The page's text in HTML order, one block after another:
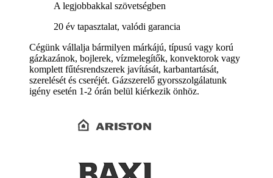
A legjobbakkal szövetségben
20 év tapasztalat, valódi garancia
Cégünk vállalja bármilyen márkájú, típusú vagy korú
gázkazánok, bojlerek, vízmelegítők, konvektorok vagy
komplett fűtésrendszerek javítását, karbantartását,
szerelését és cseréjét. Gázszerelő gyorsszolgálatunk
igény esetén 1-2 órán belül kiérkezik önhöz.